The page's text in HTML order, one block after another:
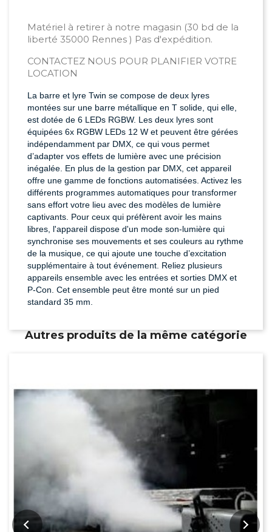
Matériel à retirer à notre magasin (30 bd de la
liberté 35000 Rennes ) Pas d'expédition.
CONTACTEZ NOUS POUR PLANIFIER VOTRE
LOCATION
La barre et lyre Twin se compose de deux lyres
montées sur une barre métallique en T solide, qui elle,
est dotée de 6 LEDs RGBW. Les deux lyres sont
équipées 6x RGBW LEDs 12 W et peuvent être gérées
indépendamment par DMX, ce qui vous permet
d’adapter vos effets de lumière avec une précision
inégalée. En plus de la gestion par DMX, cet appareil
offre une gamme de fonctions automatisées. Activez les
différents programmes automatiques pour transformer
sans effort votre lieu avec des modèles de lumière
captivants. Pour ceux qui préfèrent avoir les mains
libres, l'appareil dispose d'un mode son-lumière qui
synchronise ses mouvements et ses couleurs au rythme
de la musique, ce qui ajoute une touche d’excitation
supplémentaire à tout événement. Reliez plusieurs
appareils ensemble avec les entrées et sorties DMX et
P-Con. Cet ensemble peut être monté sur un pied
standard 35 mm.
Autres produits de la même catégorie